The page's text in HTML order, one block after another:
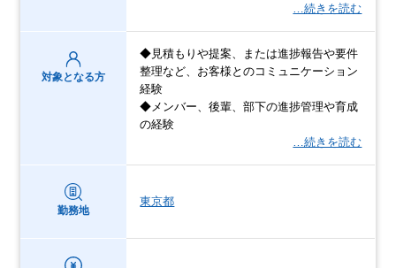
…続きを読む
対象となる方
◆見積もりや提案、または進捗報告や要件
整理など、お客様とのコミュニケーション
経験
◆メンバー、後輩、部下の進捗管理や育成
の経験
…続きを読む
勤務地
東京都